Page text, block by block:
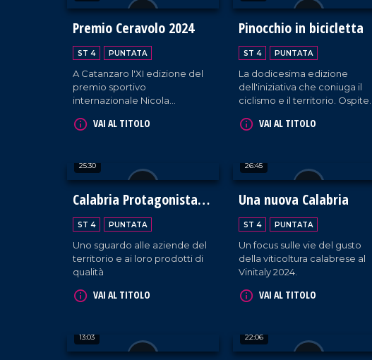
Premio Ceravolo 2024
ST 4 PUNTATA
A Catanzaro l'XI edizione del
premio sportivo
internazionale Nicola
Roberto De Zerbi.
VAI AL TITOLO
Pinocchio in bicicletta
ST 4 PUNTATA
La dodicesima edizione
dell'iniziativa che coniuga il
ciclismo e il territorio. Ospite
Moser.VAI AL TITOLO
25:30
Calabria Protagonista al
Vinitaly
ST 4 PUNTATA
Uno sguardo alle aziende del
territorio e ai loro prodotti di
qualità
VAI AL TITOLO
26:45
Una nuova Calabria
ST 4 PUNTATA
Un focus sulle vie del gusto
della viticoltura calabrese al
Vinitaly 2024.
VAI AL TITOLO
13:03 22:06